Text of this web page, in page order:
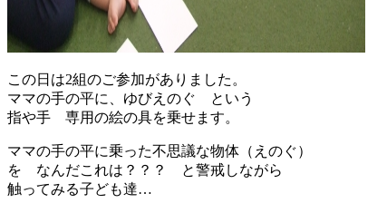
この日は2組のご参加がありました。
ママの手の平に、ゆびえのぐ という
指や手 専用の絵の具を乗せます。
ママの手の平に乗った不思議な物体（えのぐ）
を なんだこれは？？？ と警戒しながら
触ってみる子ども達…